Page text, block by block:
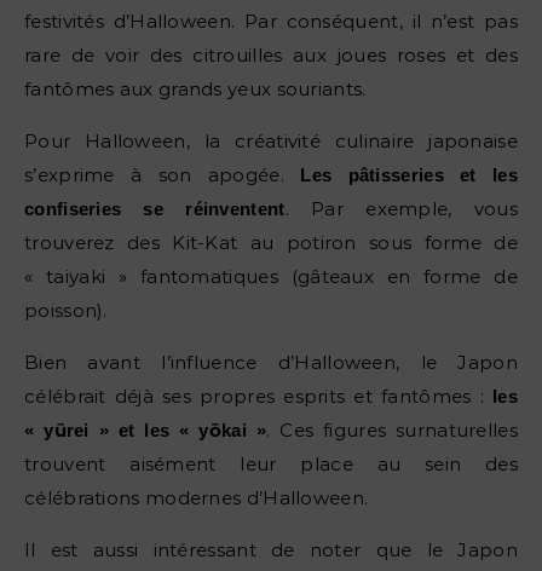
festivités d’Halloween. Par conséquent, il n’est pas
rare de voir des citrouilles aux joues roses et des
fantômes aux grands yeux souriants.
Pour Halloween, la créativité culinaire japonaise
s’exprime à son apogée. Les pâtisseries et les
confiseries se réinventent. Par exemple, vous
trouverez des Kit-Kat au potiron sous forme de
« taiyaki » fantomatiques (gâteaux en forme de
poisson).
Bien avant l’influence d’Halloween, le Japon
célébrait déjà ses propres esprits et fantômes : les
« yūrei » et les « yōkai ». Ces figures surnaturelles
trouvent aisément leur place au sein des
célébrations modernes d’Halloween.
Il est aussi intéressant de noter que le Japon